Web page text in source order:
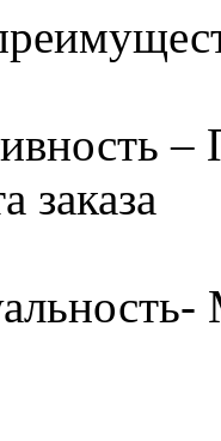
–
заказа